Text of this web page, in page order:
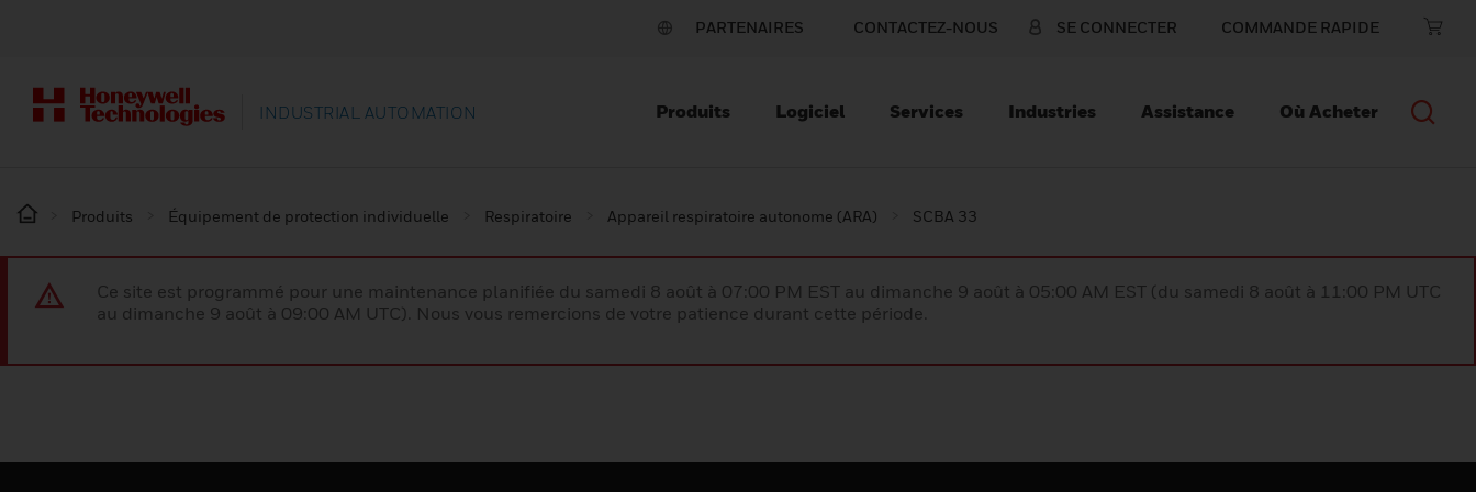
PARTENAIRES CONTACTEZ-NOUS SE CONNECTER COMMANDE RAPIDE
INDUSTRIAL AUTOMATION Produits Logiciel Services Industries Assistance Où Acheter
Produits Équipement de protection individuelle Respiratoire Appareil respiratoire autonome (ARA) SCBA 33
Ce site est programmé pour une maintenance planifiée du samedi 8 août à 07:00 PM EST au dimanche 9 août à 05:00 AM EST (du samedi 8 août à 11:00 PM UTC
au dimanche 9 août à 09:00 AM UTC). Nous vous remercions de votre patience durant cette période.